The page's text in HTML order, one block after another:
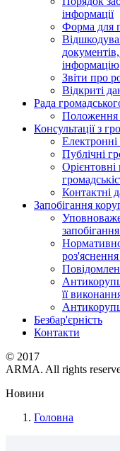
інформації
Форма для
інформацію
Звіти про
Відкриті
Рада
Положення
Консультації з
Електронні
Публічні
Орієнтовні
Контактні
Запобігання
її
Безбар'єрність
Контакти
© 2017
ARMA. All rights
Новини
Головна